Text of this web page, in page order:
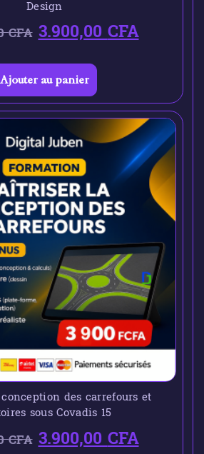
Design
CFA 3.900,00CFA
Ajouter au panier
des carrefours et
sous Covadis 15
CFA 3.900,00CFA